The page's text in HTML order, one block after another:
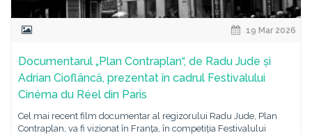
19 Mar 2026
Documentarul „Plan Contraplan“, de Radu Jude și
Adrian Cioflâncă, prezentat în cadrul Festivalului
Cinéma du Réel din Paris
Cel mai recent film documentar al regizorului Radu Jude, Plan
Contraplan, va fi vizionat în Franța, în competiția Festivalului